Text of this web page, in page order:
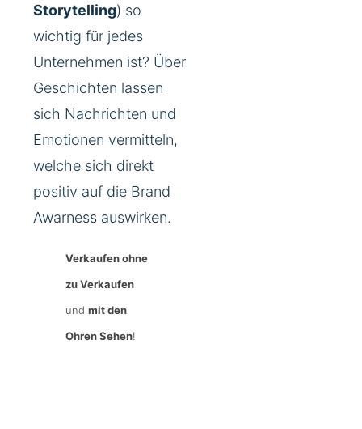
Storytelling) so
wichtig für jedes
Unternehmen ist? Über
Geschichten lassen
sich Nachrichten und
Emotionen vermitteln,
welche sich direkt
positiv auf die Brand
Awarness auswirken.
Verkaufen ohne
zu Verkaufen
und mit den
Ohren Sehen!